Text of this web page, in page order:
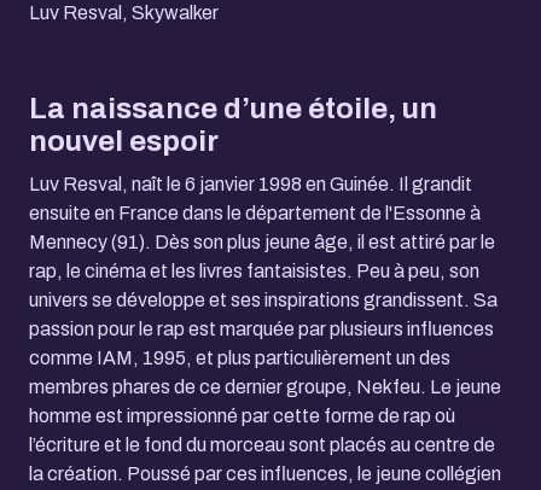
Luv Resval, Skywalker
La naissance d’une étoile, un
nouvel espoir
Luv Resval, naît le 6 janvier 1998 en Guinée. Il grandit
ensuite en France dans le département de l'Essonne à
Mennecy (91). Dès son plus jeune âge, il est attiré par le
rap, le cinéma et les livres fantaisistes. Peu à peu, son
univers se développe et ses inspirations grandissent. Sa
passion pour le rap est marquée par plusieurs influences
comme IAM, 1995, et plus particulièrement un des
membres phares de ce dernier groupe, Nekfeu. Le jeune
homme est impressionné par cette forme de rap où
l’écriture et le fond du morceau sont placés au centre de
la création. Poussé par ces influences, le jeune collégien